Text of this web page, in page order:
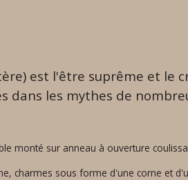
est l'être suprême et le
dans les mythes de
monté sur anneau à ouverture
charmes sous forme d'une corne et